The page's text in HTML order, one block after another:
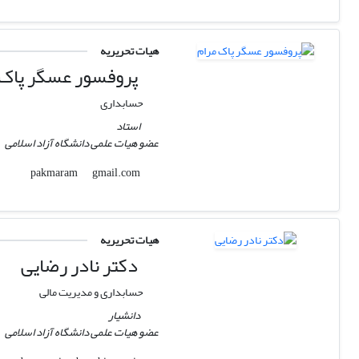
هیات تحریریه
پروفسور عسگر
حسابداری
استاد
عضو هیات علمی دانشگاه آزاد اسلامی
pakmaram
gmail.com
هیات تحریریه
دکتر نادر رضایی
حسابداری و مدیریت مالی
دانشیار
عضو هیات علمی دانشگاه آزاد اسلامی